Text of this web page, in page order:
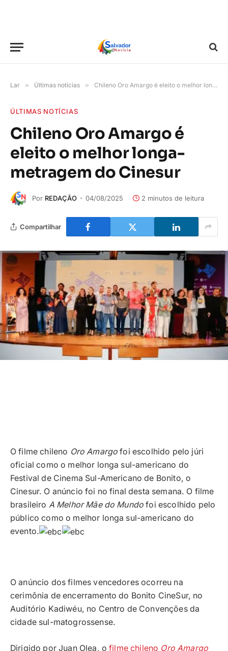
Lar » Últimas notícias » Chileno Oro Amargo é eleito o melhor longa-metragem do Cinesur
ÚLTIMAS NOTÍCIAS
Chileno Oro Amargo é
eleito o melhor longa-
metragem do Cinesur
Por REDAÇÃO 04/08/2025 2 minutos de leitura
Compartilhar
O filme chileno Oro Amargo foi escolhido pelo júri
oficial como o melhor longa sul-americano do
Festival de Cinema Sul-Americano de Bonito, o
Cinesur. O anúncio foi no final desta semana. O filme
brasileiro A Melhor Mãe do Mundo foi escolhido pelo
público como o melhor longa sul-americano do
evento.
O anúncio dos filmes vencedores ocorreu na
cerimônia de encerramento do Bonito CineSur, no
Auditório Kadiwéu, no Centro de Convenções da
cidade sul-matogrossense.
Dirigido por Juan Olea, ofilme chileno Oro Amargo